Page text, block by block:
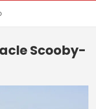
Scooby-